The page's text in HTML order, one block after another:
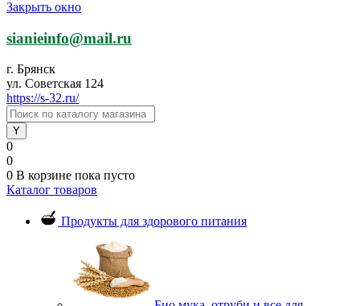
Закрыть окно
sianieinfo@mail.ru
г. Брянск
ул. Советская 124
https://s-32.ru/
0
0
0 В корзине пока пусто
Каталог товаров
Продукты для здорового питания